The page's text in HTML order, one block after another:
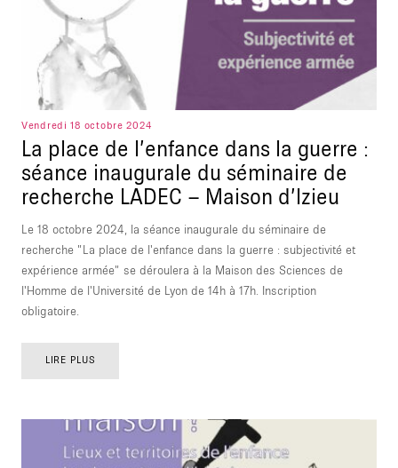
Vendredi 18 octobre 2024
La place de l’enfance dans la guerre :
séance inaugurale du séminaire de
recherche LADEC – Maison d’Izieu
Le 18 octobre 2024, la séance inaugurale du séminaire de
recherche "La place de l'enfance dans la guerre : subjectivité et
expérience armée" se déroulera à la Maison des Sciences de
l'Homme de l'Université de Lyon de 14h à 17h. Inscription
obligatoire.
LIRE PLUS